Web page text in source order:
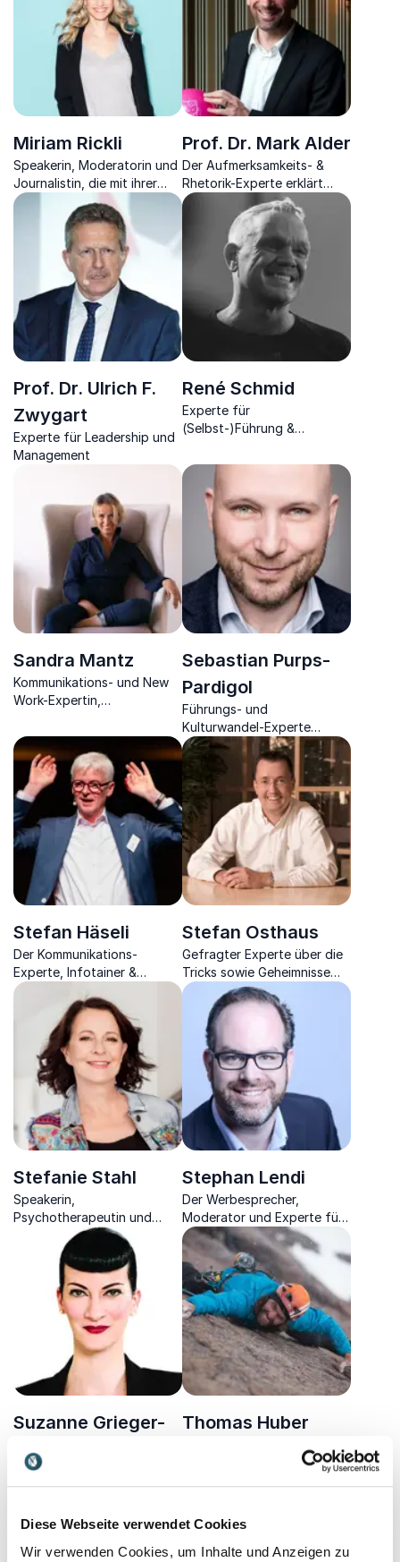
Diese Webseite verwendet Cookies
Wir verwenden Cookies, um Inhalte und Anzeigen zu
Miriam Rickli
Speakerin, Moderatorin und
Journalistin, die mit ihrer
professionell charmanten
Art durch unzählige Events
Prof. Dr. Mark Alder
Der Aufmerksamkeits- &
Rhetorik-Experte erklärt
Ihnen die Erfolge beim
Lehren und Lernen durch
das Konzept Edutainment
Prof. Dr. Ulrich F.
Zwygart
Experte für Leadership und
Management
René Schmid
Experte für
(Selbst-)Führung &
Persönlichkeits- &
Teamentwickler,
Sparringcoach &
Mentaltrainer
Sandra Mantz
Kommunikations- und New
Work-Expertin,
Trainerin, Autorin
Sebastian Purps-
Pardigol
Führungs- und
Kulturwandel-Experte
kombiniert Hirnforschung
mit Managementwissen
Stefan Häseli
Der Kommunikations-
Experte, Infotainer &
Moderator bringt wieder
Witz ins Arbeitsleben und
vermittelt wertvolle
Verkaufstipps
Stefan Osthaus
Gefragter Experte über die
Tricks sowie Geheimnisse
rund um die Kunden- &
Mitarbeiterzufriedenheit im
Unternehmen
Stefanie Stahl
Speakerin,
Psychotherapeutin und
Bestsellerautorin
Stephan Lendi
Der Werbesprecher,
Moderator und Experte für
Marketing & Kommunikation
zeigt Ihnen, wie Sie sich
selbst vermarkten
Suzanne Grieger-
Langer
Profilerin, Diplom-
Pädagogin & Bestseller-
Menschen ohne jedes Wort
Thomas Huber
zertifizierter Bergführer,